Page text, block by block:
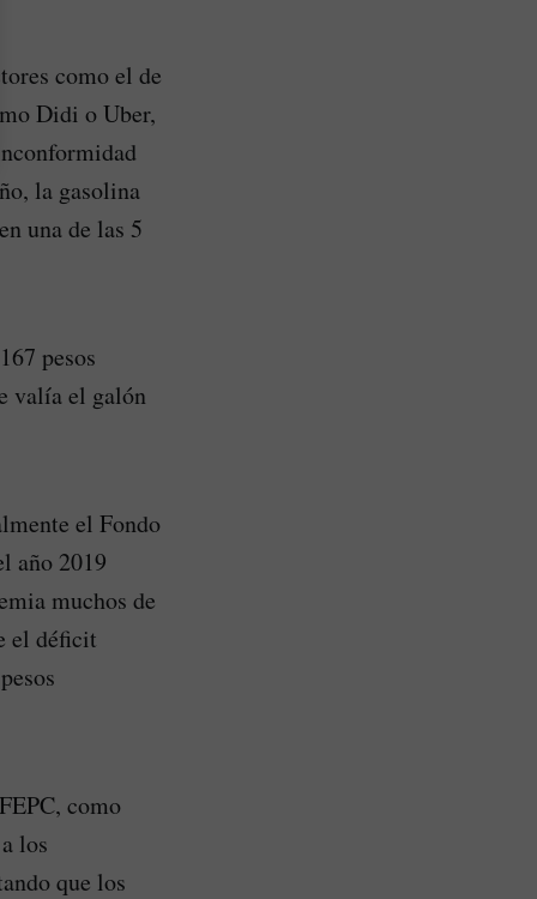
como el de
Didi o Uber,
la gasolina
una de las 5
pesos
valía el galón
el Fondo
año 2019
muchos de
el déficit
como
los
que los